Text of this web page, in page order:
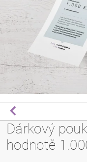
Dárkový
hodnotě